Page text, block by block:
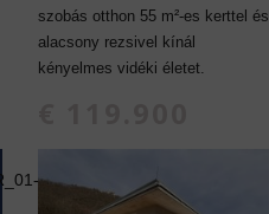
szobás otthon 55 m²-es kerttel és
alacsony rezsivel kínál
kényelmes vidéki életet.